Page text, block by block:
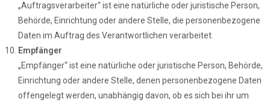
„Auftragsverarbeiter“ ist eine natürliche oder juristische Person,
Behörde, Einrichtung oder andere Stelle, die personenbezogene
Daten im Auftrag des Verantwortlichen verarbeitet.
Empfänger
„Empfänger“ ist eine natürliche oder juristische Person, Behörde,
Einrichtung oder andere Stelle, denen personenbezogene Daten
offengelegt werden, unabhängig davon, ob es sich bei ihr um